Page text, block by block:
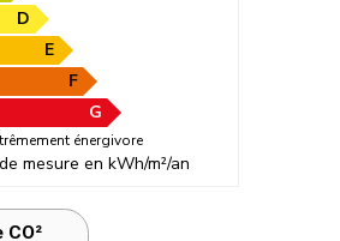
D
E
F
G
énergivore
mesure en kWh/m²/an